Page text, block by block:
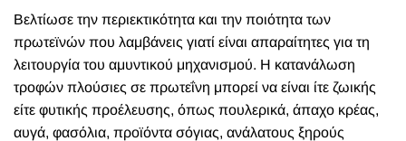
Βελτίωσε την περιεκτικότητα και την ποιότητα των
πρωτεϊνών που λαμβάνεις γιατί είναι απαραίτητες για τη
λειτουργία του αμυντικού μηχανισμού. Η κατανάλωση
τροφών πλούσιες σε πρωτεΐνη μπορεί να είναι ίτε ζωικής
είτε φυτικής προέλευσης, όπως πουλερικά, άπαχο κρέας,
αυγά, φασόλια, προϊόντα σόγιας, ανάλατους ξηρούς